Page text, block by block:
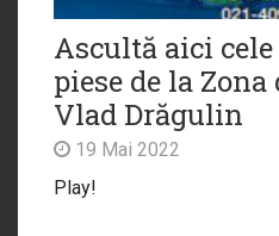
Ascultă aici
piese de la
Vlad Drăgulin
19 Mai 2022
Play!